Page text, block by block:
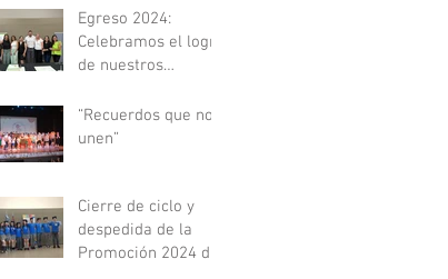
Egreso 2024:
Celebramos el logro
de nuestros
y Óptica
“Recuerdos que nos
unen”
Cierre de ciclo y
despedida de la
Promoción 2024 del